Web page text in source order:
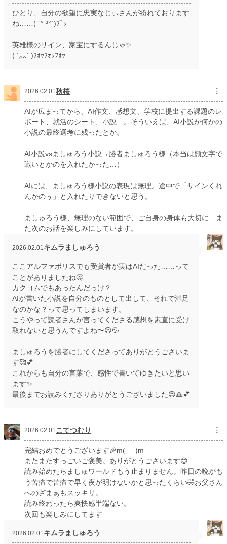
ひとり、自分の欲望に忠実なじぃさんが紛れております
ね……( ´° ³°`)ﾌﾟｯ
英雄様のサイン、家宝にするんじゃ✨
( ´灬` )ﾌｫｯﾌｫｯﾌｫｯ
2026.02.01秋桜 ︙
AIが広まってから、AI作文、感想文、学校に提出する課題のレ
ポート、就活のシート、小説…。そういえば、AI小説が何かの
小説の最終選考に残ったとか。
AI小説vsましゅろう小説→勝者ましゅろう様（本当は顔文字で
戦いとかのを入れたかった…）
AIには、ましゅろう様小説の表現は無理。途中で「サインくれ
んかのぅ」と入れたりできないと思う。
ましゅろう様、無理のない範囲で、ご自身の身体も大切に…ま
た次のお話を楽しみにしています。
2026.02.01 キムラましゅろう
ここアルファポリスでも受賞者が実はAIだった……って
ことがありましたね🤔
カクヨムでもあったんだっけ？
AIが書いた小説を自分のものとして出して、それで満足
なのかな？って思ってしまいます。
こうやって読者さんが言ってくださる感想を素直に受け
取れないと思うんですよね〜😣💦
ましゅろうを勝者にしてくださってありがとうございま
す🥰💕
これからも自分の言葉で、感性で書いてゆきたいと思い
ます✨
最後までお読みくださりありがとうございました😍🙏💕
2026.02.01こてつむり ︙
完結おめでとうございます🎉m(_ _)m
またまたすっごいご褒美。ありがとうございます😊
読み始めたらましゅワールドもう止まりません。昨日の晩がも
う苦痛で苦痛で早く夜が明けないかと思ったくらい🤣お父さん
へのざまぁもスッキリ。
読み終わったら爽快感半端ない。
次回も楽しみにしてます
2026.02.01 キムラましゅろう